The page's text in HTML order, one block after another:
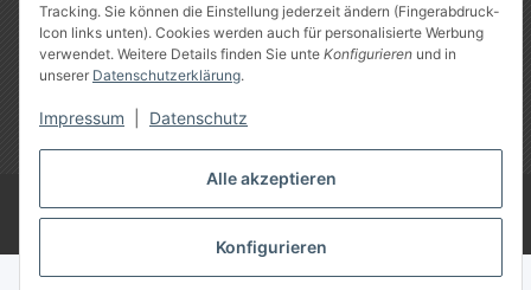
Alle akzeptieren
Konfigurieren
Tracking. Sie können die Einstellung jederzeit ändern (Fingerabdruck-
Icon links unten). Cookies werden auch für personalisierte Werbung
verwendet. Weitere Details finden Sie unte Konfigurieren und in
unserer Datenschutzerklärung.
Impressum Datenschutz
Vertrag widerrufen
Google Analytics deaktivieren
©Treuheld-Piercing Shop